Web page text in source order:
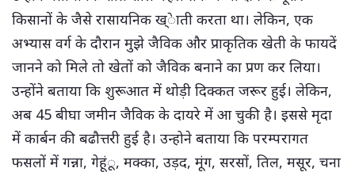
किसानों के जैसे रासायनिक ख्ेाती करता था। लेकिन, एक
अभ्यास वर्ग के दौरान मुझे जैविक और प्राकृतिक खेती के फायदें
जानने को मिले तो खेतों को जैविक बनाने का प्रण कर लिया।
उन्होंने बताया कि शुरूआत में थोड़ी दिक्कत जरूर हुई। लेकिन,
अब 45 बीघा जमीन जैविक के दायरे में आ चुकी है। इससे मृदा
में कार्बन की बढौत्तरी हुई है। उन्होने बताया कि परम्परागत
फसलों में गन्ना, गेहूंू, मक्का, उड़द, मूंग, सरसों, तिल, मसूर, चना